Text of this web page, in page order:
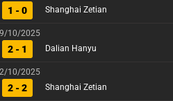
1 - 0 Shanghai Zetian
10/2025
2 - 1 Dalian Hanyu
10/2025
2 - 2 Shanghai Zetian